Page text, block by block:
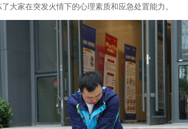
大家在突发火情下的心理素质和应急处置能力。